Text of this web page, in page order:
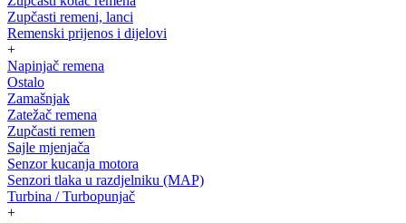
Zupčasti remeni, lanci
Remenski prijenos i dijelovi
+
Napinjač remena
Ostalo
Zamašnjak
Zatežač remena
Zupčasti remen
Sajle mjenjača
Senzor kucanja motora
Senzori tlaka u razdjelniku (MAP)
Turbina / Turbopunjač
+